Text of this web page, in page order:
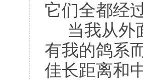
它们全都经
当我从外
有我的鸽系
佳长距离和